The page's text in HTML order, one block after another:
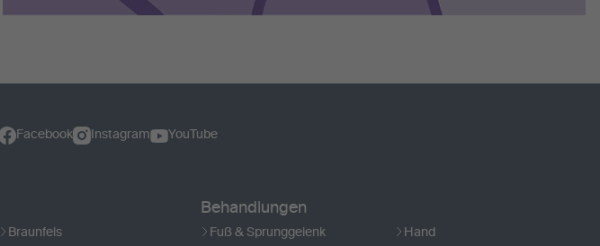
Facebook Instagram YouTube
Braunfels
Behandlungen
Fuß & Sprunggelenk Hand